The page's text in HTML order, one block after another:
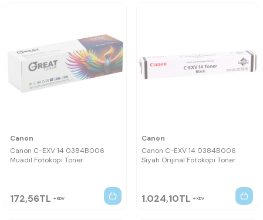
Canon
Canon C-EXV 14 0384B006
Muadil Fotokopi Toner
172,56TL KDV
Canon
Canon C-EXV 14 0384B006
Siyah Orijinal Fotokopi Toner
1.024,10TL KDV